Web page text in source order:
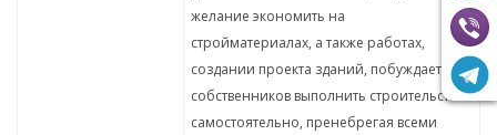
желание экономить на
стройматериалах, а также работах,
создании проекта зданий, побуждает
собственников выполнить строительство
самостоятельно, пренебрегая всеми